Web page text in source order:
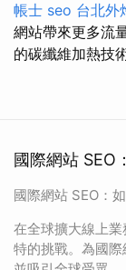
帳士 seo 台北外
網站帶來更多流
的碳纖維加熱技
國際網站 SEO
國際網站 SEO：
在全球擴大線上
特的挑戰。為國